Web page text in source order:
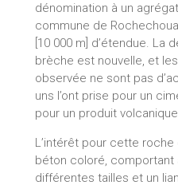
dénomination à un
commune de
[10 000 m] d’étendue. La
brèche est nouvelle, et
observée ne sont pas
uns l’ont prise pour un
pour un produit
L’intérêt pour cette
béton coloré, comportant
différentes tailles et un